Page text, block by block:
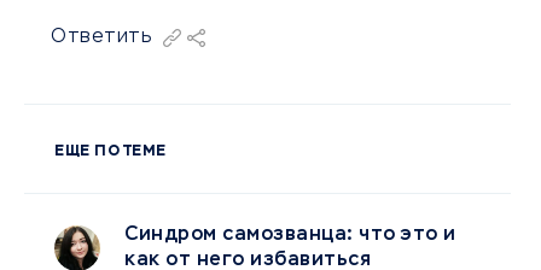
Ответить
ЕЩЕ ПО ТЕМЕ
Синдром самозванца: что это и
как от него избавиться